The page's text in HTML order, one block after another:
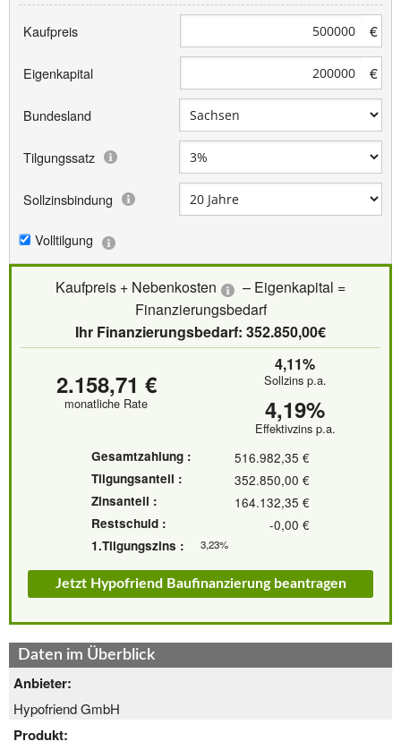
Kaufpreis €
Eigenkapital €
Bundesland
Tilgungssatz
Sollzinsbindung
Volltilgung
Kaufpreis + Nebenkosten
– Eigenkapital =
Finanzierungsbedarf
Ihr Finanzierungsbedarf: 352.850,00€
2.158,71 €
monatliche Rate
4,11%
Sollzins p.a.
4,19%
Effektivzins p.a.
Gesamtzahlung :
516.982,35 €
Tilgungsanteil : 352.850,00 €
Zinsanteil : 164.132,35 €
Restschuld : -0,00 €
1.Tilgungszins : 3,23%
Jetzt Hypofriend Baufinanzierung beantragen
Daten im Überblick
Anbieter:
Hypofriend GmbH
Produkt: